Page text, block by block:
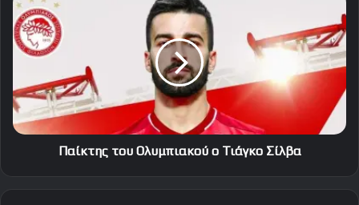
του
Ολυμπιακού
ο
Σίλβα
Παίκτης του Ολυμπιακού ο Τιάγκο Σίλβα